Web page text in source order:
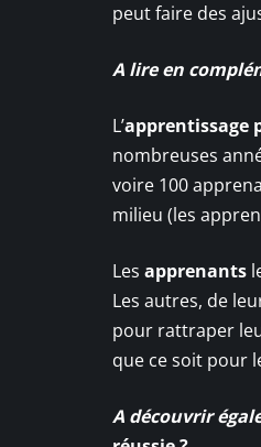
peut faire des
A lire en
L’apprentissage
nombreuses
voire 100
milieu (les
Les apprenants
Les autres, de
pour rattraper
que ce soit pour
A découvrir